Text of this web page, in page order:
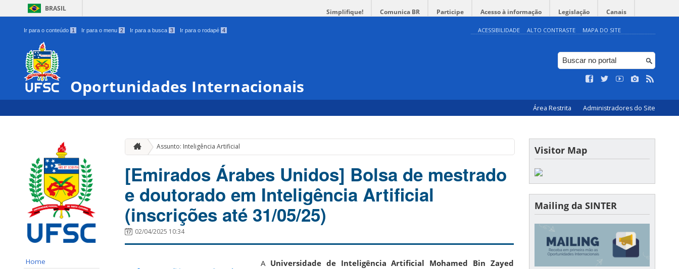
BRASIL Simplifique! Comunica BR Participe Acesso à informação Legislação Canais
Ir para o conteúdo 1 Ir para o menu 2 Ir para a busca 3 Ir para o rodapé 4 ACESSIBILIDADE ALTO CONTRASTE MAPA DO SITE
Oportunidades Internacionais
Área Restrita Administradores do Site
Home
Assunto: Inteligência Artificial
[Emirados Árabes Unidos] Bolsa de mestrado
e doutorado em Inteligência Artificial
(inscrições até 31/05/25)
02/04/2025 10:34
A Universidade de Inteligência Artificial Mohamed Bin Zayed
Visitor Map
Mailing da SINTER